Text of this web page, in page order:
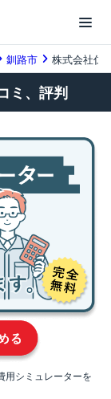
釧路市 株式会社仁
ミ、評判
用シミュレーターを